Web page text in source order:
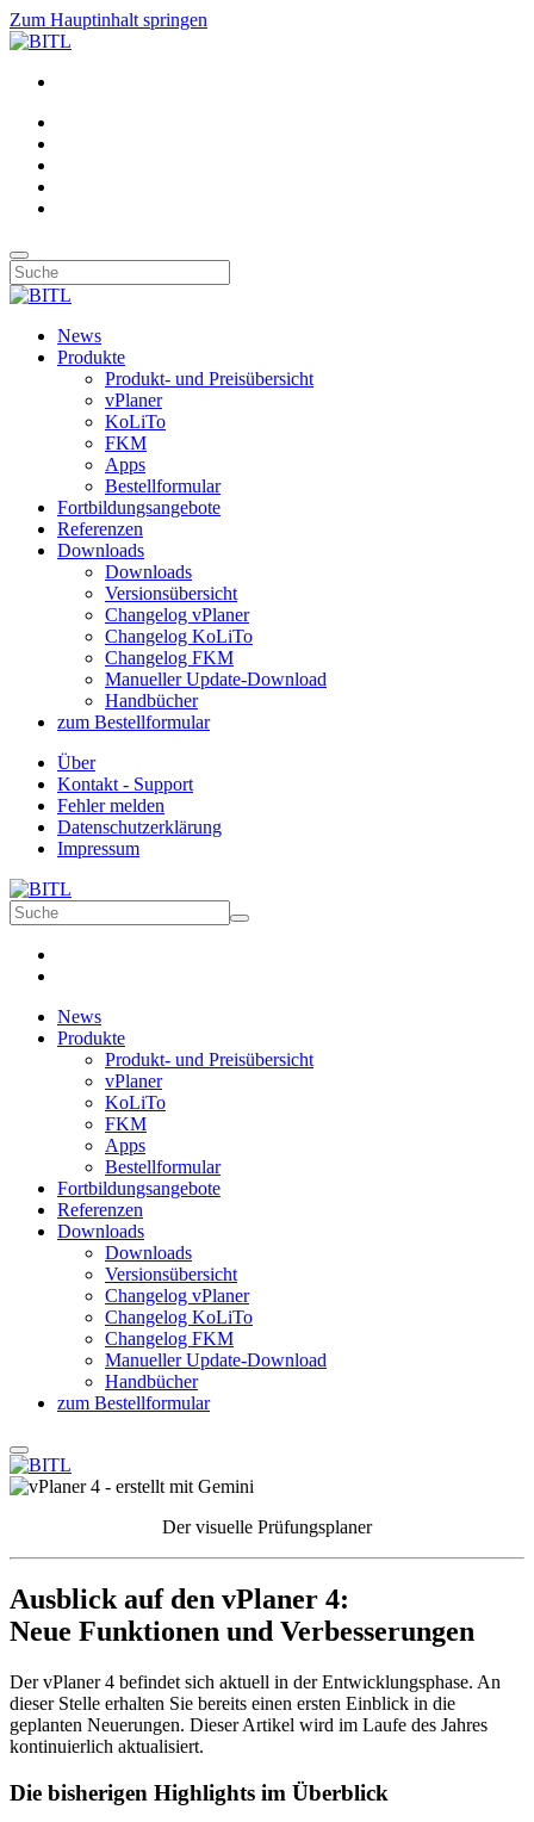
Zum Hauptinhalt springen
News
Produkte
Produkt- und Preisübersicht
vPlaner
KoLiTo
FKM
Apps
Bestellformular
Fortbildungsangebote
Referenzen
Downloads
Downloads
Versionsübersicht
Changelog vPlaner
Changelog KoLiTo
Changelog FKM
Manueller Update-Download
Handbücher
zum Bestellformular
Über
Kontakt - Support
Fehler melden
Datenschutzerklärung
Impressum
News
Produkte
Produkt- und Preisübersicht
vPlaner
KoLiTo
FKM
Apps
Bestellformular
Fortbildungsangebote
Referenzen
Downloads
Downloads
Versionsübersicht
Changelog vPlaner
Changelog KoLiTo
Changelog FKM
Manueller Update-Download
Handbücher
zum Bestellformular
Der visuelle Prüfungsplaner
Ausblick auf den vPlaner 4:
Neue Funktionen und Verbesserungen
Der vPlaner 4 befindet sich aktuell in der Entwicklungsphase. An
dieser Stelle erhalten Sie bereits einen ersten Einblick in die
geplanten Neuerungen. Dieser Artikel wird im Laufe des Jahres
kontinuierlich aktualisiert.
Die bisherigen Highlights im Überblick